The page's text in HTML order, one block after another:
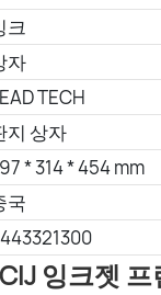
크
자
TECH
지 상자
* 314 * 454 mm
국
잉크젯